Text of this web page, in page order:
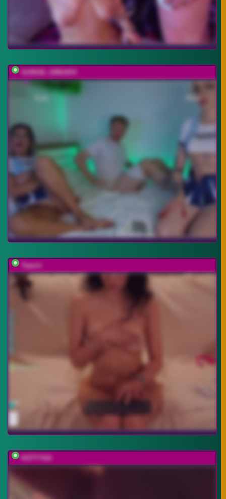
Taanni
KOTTYAA